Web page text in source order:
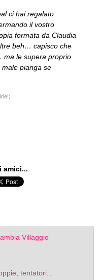
ci hai regalato
il vostro
formata da Claudia
beh… capisco che
ma le supera proprio
pianga se
amici...
Villaggio
tentatori...